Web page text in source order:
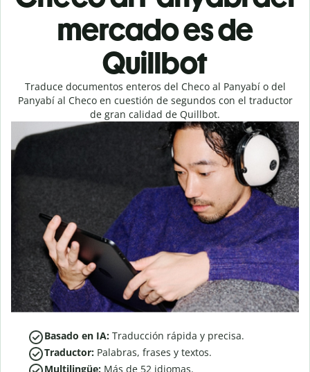
mercado es de
Quillbot
Traduce documentos enteros del Checo al Panyabí o del
Panyabí al Checo en cuestión de segundos con el traductor
de gran calidad de Quillbot.
Basado en IA: Traducción rápida y precisa.
Traductor: Palabras, frases y textos.
Multilingüe: Más de 52 idiomas.